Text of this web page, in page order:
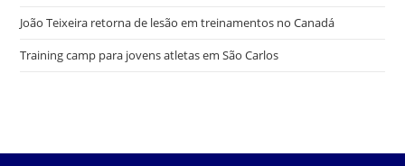
João Teixeira retorna de lesão em treinamentos no Canadá
Training camp para jovens atletas em São Carlos